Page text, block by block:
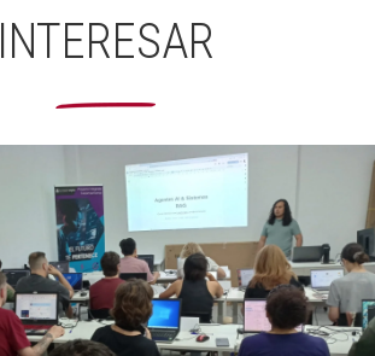
INTERESAR